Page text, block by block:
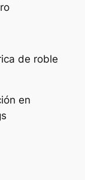
de roble
en